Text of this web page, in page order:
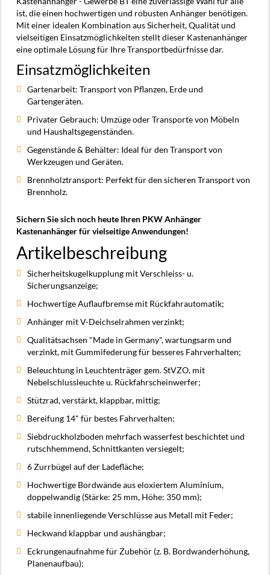
ist, die einen hochwertigen und robusten Anhänger benötigen.
Mit einer idealen Kombination aus Sicherheit, Qualität und
vielseitigen Einsatzmöglichkeiten stellt dieser Kastenanhänger
eine optimale Lösung für Ihre Transportbedürfnisse dar.
Einsatzmöglichkeiten
Gartenarbeit: Transport von Pflanzen, Erde und
Gartengeräten.
Privater Gebrauch: Umzüge oder Transporte von Möbeln
und Haushaltsgegenständen.
Gegenstände & Behälter: Ideal für den Transport von
Werkzeugen und Geräten.
Brennholztransport: Perfekt für den sicheren Transport von
Brennholz.
Sichern Sie sich noch heute Ihren PKW Anhänger
Kastenanhänger für vielseitige Anwendungen!
Artikelbeschreibung
Sicherheitskugelkupplung mit Verschleiss- u.
Sicherungsanzeige;
Hochwertige Auflaufbremse mit Rückfahrautomatik;
Anhänger mit V-Deichselrahmen verzinkt;
Qualitätsachsen "Made in Germany", wartungsarm und
verzinkt, mit Gummifederung für besseres Fahrverhalten;
Beleuchtung in Leuchtenträger gem. StVZO, mit
Nebelschlussleuchte u. Rückfahrscheinwerfer;
Stützrad, verstärkt, klappbar, mittig;
Bereifung 14" für bestes Fahrverhalten;
Siebdruckholzboden mehrfach wasserfest beschichtet und
rutschhemmend, Schnittkanten versiegelt;
6 Zurrbügel auf der Ladefläche;
Hochwertige Bordwände aus eloxiertem Aluminium,
doppelwandig (Stärke: 25 mm, Höhe: 350 mm);
stabile innenliegende Verschlüsse aus Metall mit Feder;
Heckwand klappbar und aushängbar;
Eckrungenaufnahme für Zubehör (z. B. Bordwanderhöhung,
Planenaufbau);